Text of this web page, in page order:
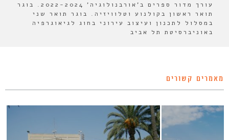
עורך מדור ספרים ב'אורבנולוגיה' 2022-2024. בוגר
תואר ראשון בקולנוע וטלוויזיה. בוגר תואר שני
במסלול לתכנון ועיצוב עירוני בחוג לגיאוגרפיה
באוניברסיטת תל אביב
מאמרים קשורים